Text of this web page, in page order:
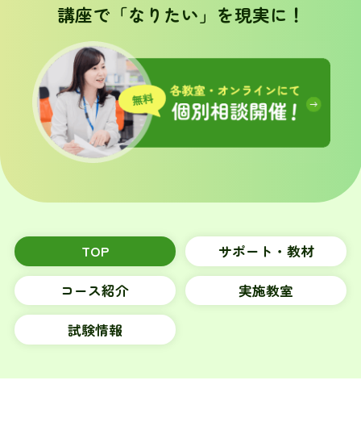
講座で「なりたい」を現実に！
TOP サポート・教材
コース紹介 実施教室
試験情報